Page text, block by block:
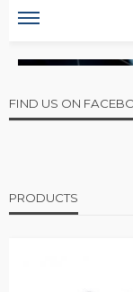
FIND US ON
PRODUCTS